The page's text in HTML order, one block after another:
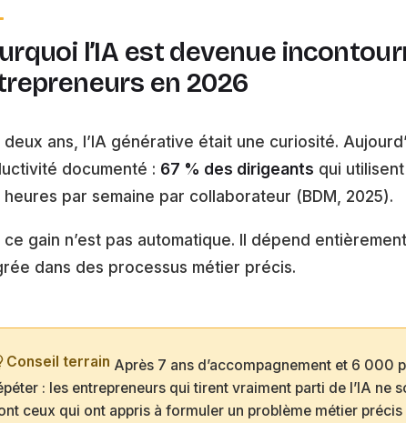
l’IA est devenue
en 2026
deux ans, l’IA générative était une curiosité.
documenté : 67 % des dirigeants qui
heures par semaine par collaborateur (BDM, 2025).
ce gain n’est pas automatique. Il dépend
dans des processus métier précis.
Conseil terrain Après 7 ans d’accompagnement et 6 000
: les entrepreneurs qui tirent vraiment parti de l’IA ne
ceux qui ont appris à formuler un problème métier précis